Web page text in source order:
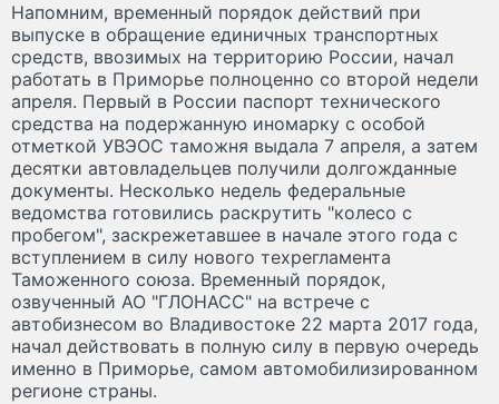
Напомним, временный порядок действий при
выпуске в обращение единичных транспортных
средств, ввозимых на территорию России, начал
работать в Приморье полноценно со второй недели
апреля. Первый в России паспорт технического
средства на подержанную иномарку с особой
отметкой УВЭОС таможня выдала 7 апреля, а затем
десятки автовладельцев получили долгожданные
документы. Несколько недель федеральные
ведомства готовились раскрутить "колесо с
пробегом", заскрежетавшее в начале этого года с
вступлением в силу нового техрегламента
Таможенного союза. Временный порядок,
озвученный АО "ГЛОНАСС" на встрече с
автобизнесом во Владивостоке 22 марта 2017 года,
начал действовать в полную силу в первую очередь
именно в Приморье, самом автомобилизированном
регионе страны.